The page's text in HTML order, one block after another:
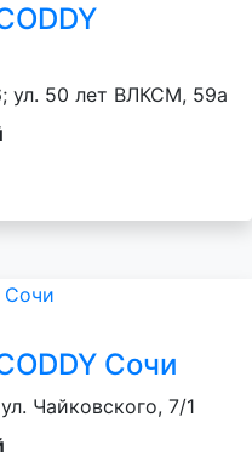
ул. 50 лет ВЛКСМ, 59а
Сочи
Чайковского, 7/1